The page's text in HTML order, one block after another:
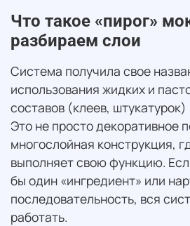
Что такое «пирог»
разбираем слои
Система получила свое
использования жидких и
составов (клеев,
Это не просто декоративное
многослойная конструкция,
выполняет свою функцию.
бы один «ингредиент» или
последовательность, вся
работать.